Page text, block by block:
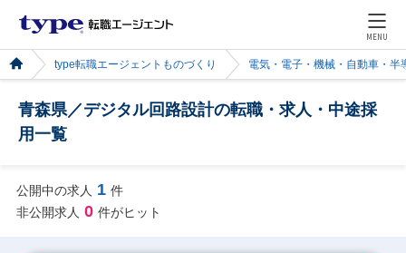
MENU
type転職エージェントものづくり 電気・電子・機械・自動車・半
青森県／デジタル回路設計の転職・求人・中途採
用一覧
公開中の求人 1 件
非公開求人 0 件がヒット